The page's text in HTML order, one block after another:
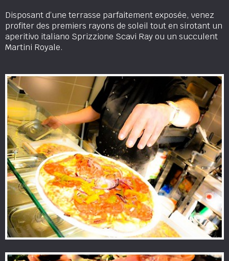
Disposant d’une terrasse parfaitement exposée, venez
profiter des premiers rayons de soleil tout en sirotant un
aperitivo italiano Sprizzione Scavi Ray ou un succulent
Martini Royale.